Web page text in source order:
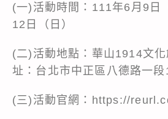
(一)活動時間：111年6月9日
12日（日）
(二)活動地點：華山1914文
址：台北市中正區八德路一段
(三)活動官網： https://